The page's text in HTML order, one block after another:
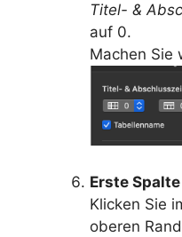
Titel- &
auf 0.
Machen Sie
Erste
Klicken Sie
oberen